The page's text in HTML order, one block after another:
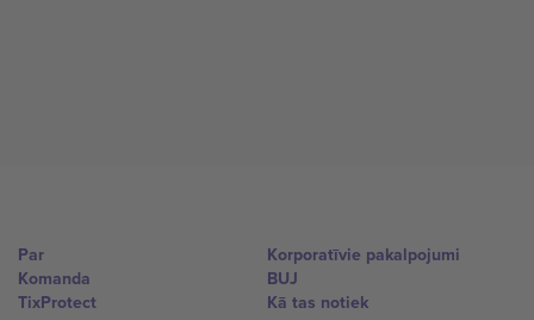
Par
Komanda
TixProtect
Korporatīvie pakalpojumi
BUJ
Kā tas notiek